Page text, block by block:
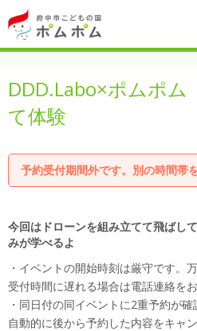
DDD.Labo×ポムポ
て体験
予約受付期間外です。別の時間帯
今回はドローンを組み立てて飛ばし
みが学べるよ
・イベントの開始時刻は厳守です。
受付時間に遅れる場合は電話連絡をお
・同日付の同イベントに2重予約が
自動的に後から予約した内容をキャ